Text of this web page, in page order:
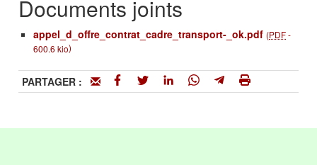
Documents joints
appel_d_offre_contrat_cadre_transport-_ok.pdf (PDF-
600.6 kio)
PARTAGER :